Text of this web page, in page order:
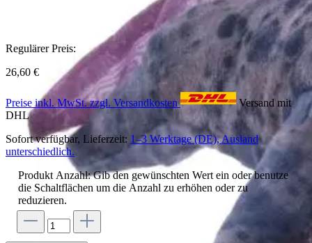
Regulärer Preis:
26,60 €
Preise inkl. MwSt. zzgl. Versandkosten
Versand mit
DHL
Sofort verfügbar, Lieferzeit: 1–3 Werktage (DE), Ausland
unterschiedlich.
Produkt Anzahl: Gib den gewünschten Wert ein oder benutze
die Schaltflächen um die Anzahl zu erhöhen oder zu
reduzieren.